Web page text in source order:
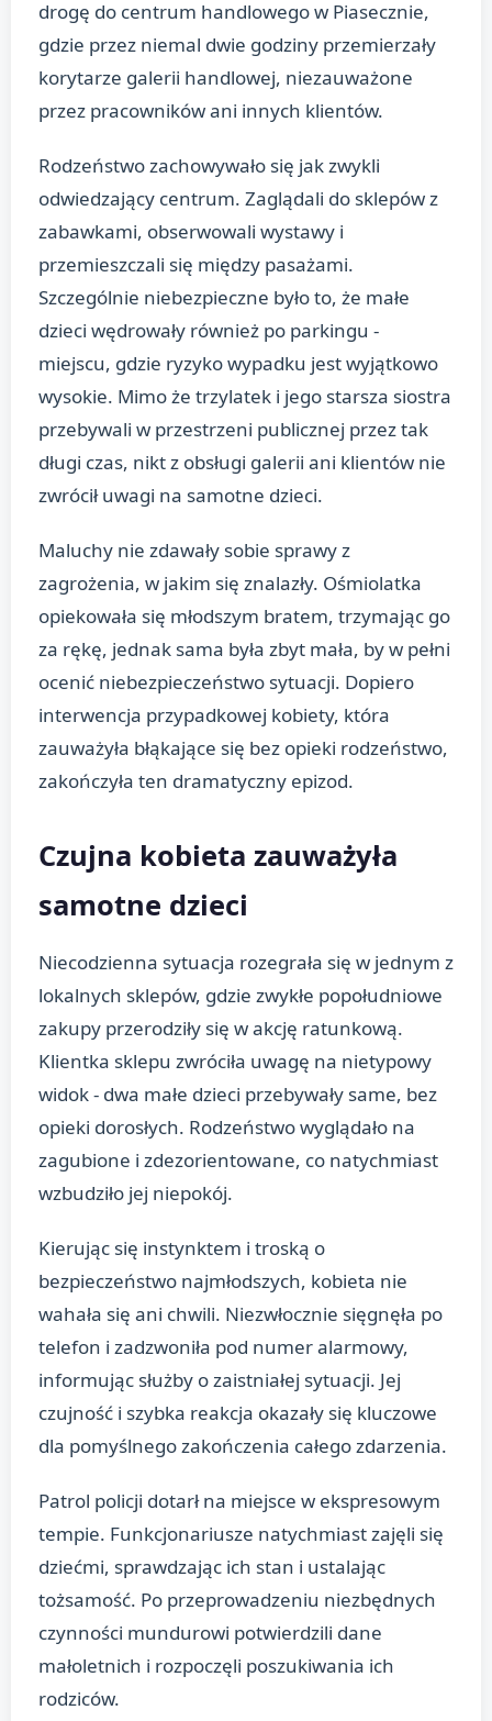
drogę do centrum handlowego w Piasecznie,
gdzie przez niemal dwie godziny przemierzały
korytarze galerii handlowej, niezauważone
przez pracowników ani innych klientów.
Rodzeństwo zachowywało się jak zwykli
odwiedzający centrum. Zaglądali do sklepów z
zabawkami, obserwowali wystawy i
przemieszczali się między pasażami.
Szczególnie niebezpieczne było to, że małe
dzieci wędrowały również po parkingu -
miejscu, gdzie ryzyko wypadku jest wyjątkowo
wysokie. Mimo że trzylatek i jego starsza siostra
przebywali w przestrzeni publicznej przez tak
długi czas, nikt z obsługi galerii ani klientów nie
zwrócił uwagi na samotne dzieci.
Maluchy nie zdawały sobie sprawy z
zagrożenia, w jakim się znalazły. Ośmiolatka
opiekowała się młodszym bratem, trzymając go
za rękę, jednak sama była zbyt mała, by w pełni
ocenić niebezpieczeństwo sytuacji. Dopiero
interwencja przypadkowej kobiety, która
zauważyła błąkające się bez opieki rodzeństwo,
zakończyła ten dramatyczny epizod.
Czujna kobieta zauważyła
samotne dzieci
Niecodzienna sytuacja rozegrała się w jednym z
lokalnych sklepów, gdzie zwykłe popołudniowe
zakupy przerodziły się w akcję ratunkową.
Klientka sklepu zwróciła uwagę na nietypowy
widok - dwa małe dzieci przebywały same, bez
opieki dorosłych. Rodzeństwo wyglądało na
zagubione i zdezorientowane, co natychmiast
wzbudziło jej niepokój.
Kierując się instynktem i troską o
bezpieczeństwo najmłodszych, kobieta nie
wahała się ani chwili. Niezwłocznie sięgnęła po
telefon i zadzwoniła pod numer alarmowy,
informując służby o zaistniałej sytuacji. Jej
czujność i szybka reakcja okazały się kluczowe
dla pomyślnego zakończenia całego zdarzenia.
Patrol policji dotarł na miejsce w ekspresowym
tempie. Funkcjonariusze natychmiast zajęli się
dziećmi, sprawdzając ich stan i ustalając
tożsamość. Po przeprowadzeniu niezbędnych
czynności mundurowi potwierdzili dane
małoletnich i rozpoczęli poszukiwania ich
rodziców.